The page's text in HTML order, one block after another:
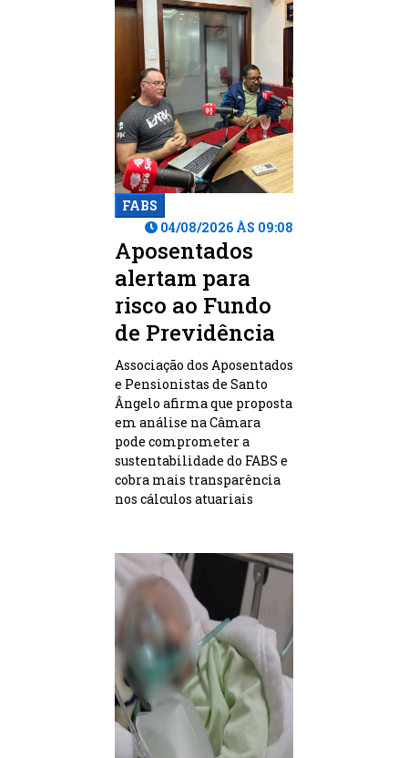
FABS
04/08/2026 ÀS 09:08
Aposentados
alertam para
risco ao Fundo
de Previdência
Associação dos Aposentados
e Pensionistas de Santo
Ângelo afirma que proposta
em análise na Câmara
pode comprometer a
sustentabilidade do FABS e
cobra mais transparência
nos cálculos atuariais